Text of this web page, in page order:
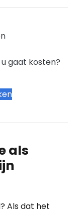
gaat kosten?
als
Als dat het